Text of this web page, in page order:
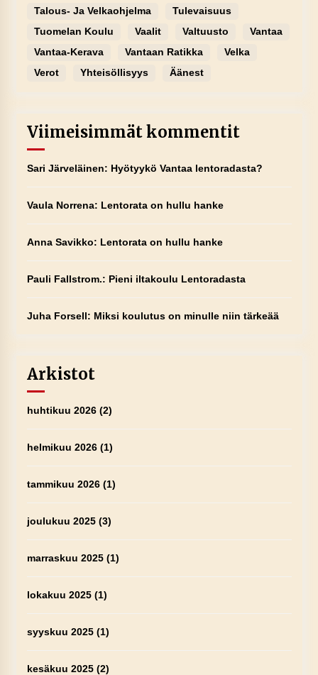
Talous- Ja Velkaohjelma
Tulevaisuus
Tuomelan Koulu
Vaalit Valtuusto
Vantaa
Vantaa-Kerava
Vantaan Ratikka
Velka
Verot
Yhteisöllisyys Äänest
Viimeisimmät kommentit
Sari Järveläinen: Hyötyykö Vantaa lentoradasta?
Vaula Norrena: Lentorata on hullu hanke
Anna Savikko: Lentorata on hullu hanke
Pauli Fallstrom.: Pieni iltakoulu Lentoradasta
Juha Forsell: Miksi koulutus on minulle niin tärkeää
Arkistot
huhtikuu 2026(2)
helmikuu 2026(1)
tammikuu 2026(1)
joulukuu 2025(3)
marraskuu 2025(1)
lokakuu 2025(1)
syyskuu 2025(1)
kesäkuu 2025(2)